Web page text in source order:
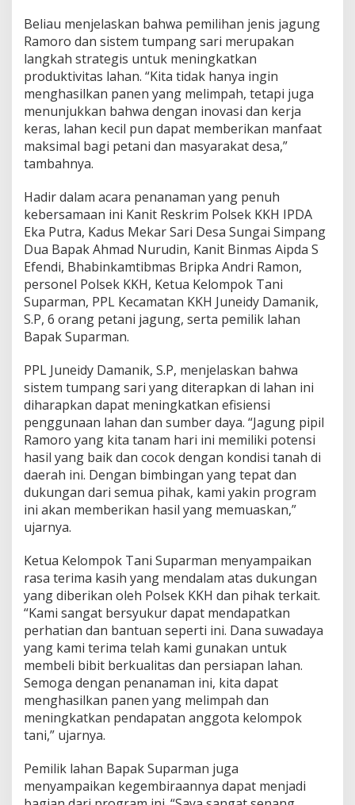
Beliau menjelaskan bahwa pemilihan jenis jagung
Ramoro dan sistem tumpang sari merupakan
langkah strategis untuk meningkatkan
produktivitas lahan. “Kita tidak hanya ingin
menghasilkan panen yang melimpah, tetapi juga
menunjukkan bahwa dengan inovasi dan kerja
keras, lahan kecil pun dapat memberikan manfaat
maksimal bagi petani dan masyarakat desa,”
tambahnya.
Hadir dalam acara penanaman yang penuh
kebersamaan ini Kanit Reskrim Polsek KKH IPDA
Eka Putra, Kadus Mekar Sari Desa Sungai Simpang
Dua Bapak Ahmad Nurudin, Kanit Binmas Aipda S
Efendi, Bhabinkamtibmas Bripka Andri Ramon,
personel Polsek KKH, Ketua Kelompok Tani
Suparman, PPL Kecamatan KKH Juneidy Damanik,
S.P, 6 orang petani jagung, serta pemilik lahan
Bapak Suparman.
PPL Juneidy Damanik, S.P, menjelaskan bahwa
sistem tumpang sari yang diterapkan di lahan ini
diharapkan dapat meningkatkan efisiensi
penggunaan lahan dan sumber daya. “Jagung pipil
Ramoro yang kita tanam hari ini memiliki potensi
hasil yang baik dan cocok dengan kondisi tanah di
daerah ini. Dengan bimbingan yang tepat dan
dukungan dari semua pihak, kami yakin program
ini akan memberikan hasil yang memuaskan,”
ujarnya.
Ketua Kelompok Tani Suparman menyampaikan
rasa terima kasih yang mendalam atas dukungan
yang diberikan oleh Polsek KKH dan pihak terkait.
“Kami sangat bersyukur dapat mendapatkan
perhatian dan bantuan seperti ini. Dana suwadaya
yang kami terima telah kami gunakan untuk
membeli bibit berkualitas dan persiapan lahan.
Semoga dengan penanaman ini, kita dapat
menghasilkan panen yang melimpah dan
meningkatkan pendapatan anggota kelompok
tani,” ujarnya.
Pemilik lahan Bapak Suparman juga
menyampaikan kegembiraannya dapat menjadi